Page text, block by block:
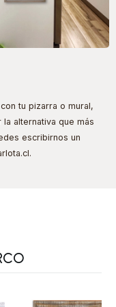
tu pizarra o mural,
alternativa que más
escribirnos un
.